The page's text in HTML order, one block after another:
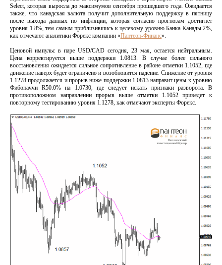
Select, которая выросла до максимумов сентября прошедшего года. Ожидается
также, что канадская валюта получит дополнительную поддержку в пятницу
после выхода данных по инфляции, которая согласно прогнозам достигнет
уровня 1.8%, тем самым приблизившись к целевому уровню Банка Канады 2%,
как отмечают аналитики Форекс компании «Пантеон-Финанс».
Ценовой импульс в паре USD/CAD сегодня, 23 мая, остается нейтральным.
Цена корректируется выше поддержки 1.0813. В случае более сильного
восстановления ожидается сильное сопротивление в районе отметки 1.1052, где
движение наверх будет ограничено и возобновится падение. Снижение от уровня
1.1278 продолжается и прорыв ниже поддержки 1.0813 направит цены к уровню
Фибоначчи R50.0% на 1.0730, где следует искать признаки разворота. В
противоположном направлении прорыв выше отметки 1.1052 приведет к
повторному тестированию уровня 1.1278, как отмечают эксперты Форекс.